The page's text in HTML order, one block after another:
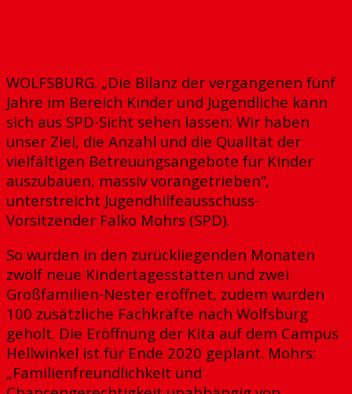
WOLFSBURG. „Die Bilanz der vergangenen fünf
Jahre im Bereich Kinder und Jugendliche kann
sich aus SPD-Sicht sehen lassen: Wir haben
unser Ziel, die Anzahl und die Qualität der
vielfältigen Betreuungsangebote für Kinder
auszubauen, massiv vorangetrieben“,
unterstreicht Jugendhilfeausschuss-
Vorsitzender Falko Mohrs (SPD).
So wurden in den zurückliegenden Monaten
zwölf neue Kindertagesstätten und zwei
Großfamilien-Nester eröffnet, zudem wurden
100 zusätzliche Fachkräfte nach Wolfsburg
geholt. Die Eröffnung der Kita auf dem Campus
Hellwinkel ist für Ende 2020 geplant. Mohrs:
„Familienfreundlichkeit und